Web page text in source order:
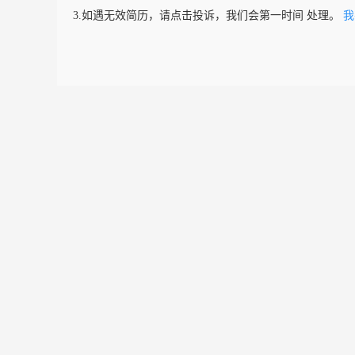
3.如遇无效简历，请点击投诉，我们会第一时间 处理。